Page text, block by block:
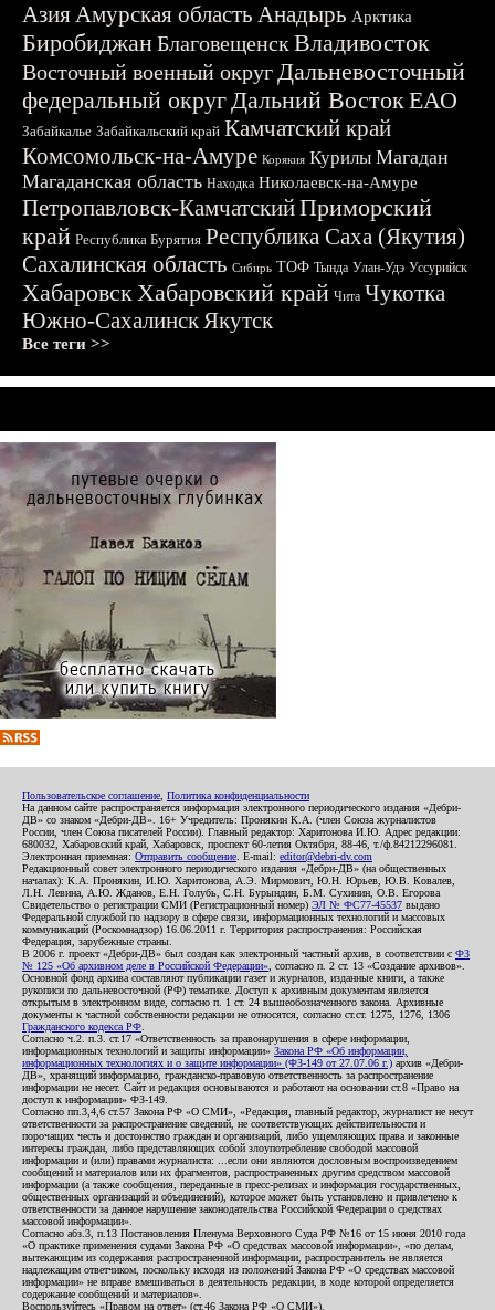
АзияАмурская область Анадырь Арктика
БиробиджанБлаговещенскВладивосток
Восточный военный округДальневосточный
федеральный округДальний ВостокЕАО
Забайкалье Забайкальский край Камчатский край
Комсомольск-на-Амуре Корякия Курилы Магадан
Магаданская область Находка Николаевск-на-Амуре
Петропавловск-КамчатскийПриморский
край Республика Бурятия Республика Саха (Якутия)
Сахалинская область Сибирь ТОФ Тында Улан-Удэ Уссурийск
ХабаровскХабаровский край Чита Чукотка
Южно-СахалинскЯкутск
Все теги >>
Пользовательское соглашение Политика конфиденциальности
На данном сайте распространяется информация электронного периодического издания «Дебри-
ДВ» со знаком «Дебри-ДВ». 16+ Учредитель: Пронякин К.А. (член Союза журналистов
России, член Союза писателей России). Главный редактор: Харитонова И.Ю. Адрес редакции:
680032, Хабаровский край, Хабаровск, проспект 60-летия Октября, 88-46, т./ф.84212296081.
Электронная приемная: Отправить сообщение . E-mail: editor@debri-dv.com
Редакционный совет электронного периодического издания «Дебри-ДВ» (на общественных
началах): К.А. Пронякин, И.Ю. Харитонова, А.Э. Мирмович, Ю.Н. Юрьев, Ю.В. Ковалев,
Л.Н. Левина, А.Ю. Жданов, Е.Н. Голубь, С.Н. Бурындин, Б.М. Сухинин, О.В. Егорова
Свидетельство о регистрации СМИ (Регистрационный номер) ЭЛ № ФС77-45537 выдано
Федеральной службой по надзору в сфере связи, информационных технологий и массовых
коммуникаций (Роскомнадзор) 16.06.2011 г. Территория распространения: Российская
Федерация, зарубежные страны.
В 2006 г. проект «Дебри-ДВ» был создан как электронный частный архив, в соответствии с ФЗ
№ 125 «Об архивном деле в Российской Федерации» , согласно п. 2 ст. 13 «Создание архивов».
Основной фонд архива составляют публикации газет и журналов, изданные книги, а также
рукописи по дальневосточной (РФ) тематике. Доступ к архивным документам является
открытым в электронном виде, согласно п. 1 ст. 24 вышеобозначенного закона. Архивные
документы к частной собственности редакции не относятся, согласно ст.ст. 1275, 1276, 1306
Гражданского кодекса РФ
Согласно ч.2. п.3. ст.17 «Ответственность за правонарушения в сфере информации,
информационных технологий и защиты информации» Закона РФ «Об информации,
информационных технологиях и о защите информации» (ФЗ-149 от 27.07.06 г.) архив «Дебри-
ДВ», хранящий информацию, гражданско-правовую ответственность за распространение
информации не несет. Сайт и редакция основываются и работают на основании ст.8 «Право на
доступ к информации» ФЗ-149.
Согласно пп.3,4,6 ст.57 Закона РФ «О СМИ», «Редакция, главный редактор, журналист не несут
ответственности за распространение сведений, не соответствующих действительности и
порочащих честь и достоинство граждан и организаций, либо ущемляющих права и законные
интересы граждан, либо представляющих собой злоупотребление свободой массовой
информации и (или) правами журналиста: ...если они являются дословным воспроизведением
сообщений и материалов или их фрагментов, распространенных другим средством массовой
информации (а также сообщения, переданные в пресс-релизах и информация государственных,
общественных организаций и объединений), которое может быть установлено и привлечено к
ответственности за данное нарушение законодательства Российской Федерации о средствах
массовой информации».
Согласно абз.3, п.13 Постановления Пленума Верховного Суда РФ №16 от 15 июня 2010 года
«О практике применения судами Закона РФ «О средствах массовой информации», «по делам,
вытекающим из содержания распространенной информации, распространитель не является
надлежащим ответчиком, поскольку исходя из положений Закона РФ «О средствах массовой
информации» не вправе вмешиваться в деятельность редакции, в ходе которой определяется
содержание сообщений и материалов».
Воспользуйтесь «Правом на ответ» (ст.46 Закона РФ «О СМИ»).